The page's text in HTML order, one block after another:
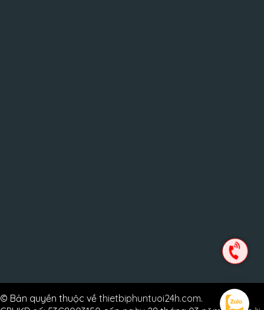
© Bản quyền thuộc về thietbiphuntuoi24h.com.